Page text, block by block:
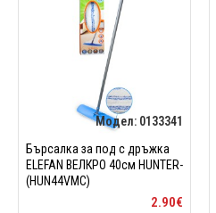
Модел: 0133341
Бърсалка за под с дръжка
ELEFAN ВЕЛКРО 40см HUNTER-
(HUN44VMC)
2.90€